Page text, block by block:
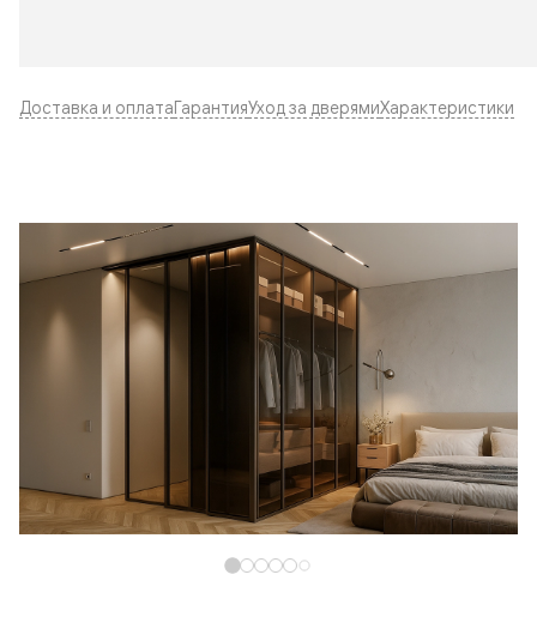
Доставка и оплатаГарантияУход за дверямиХарактеристики